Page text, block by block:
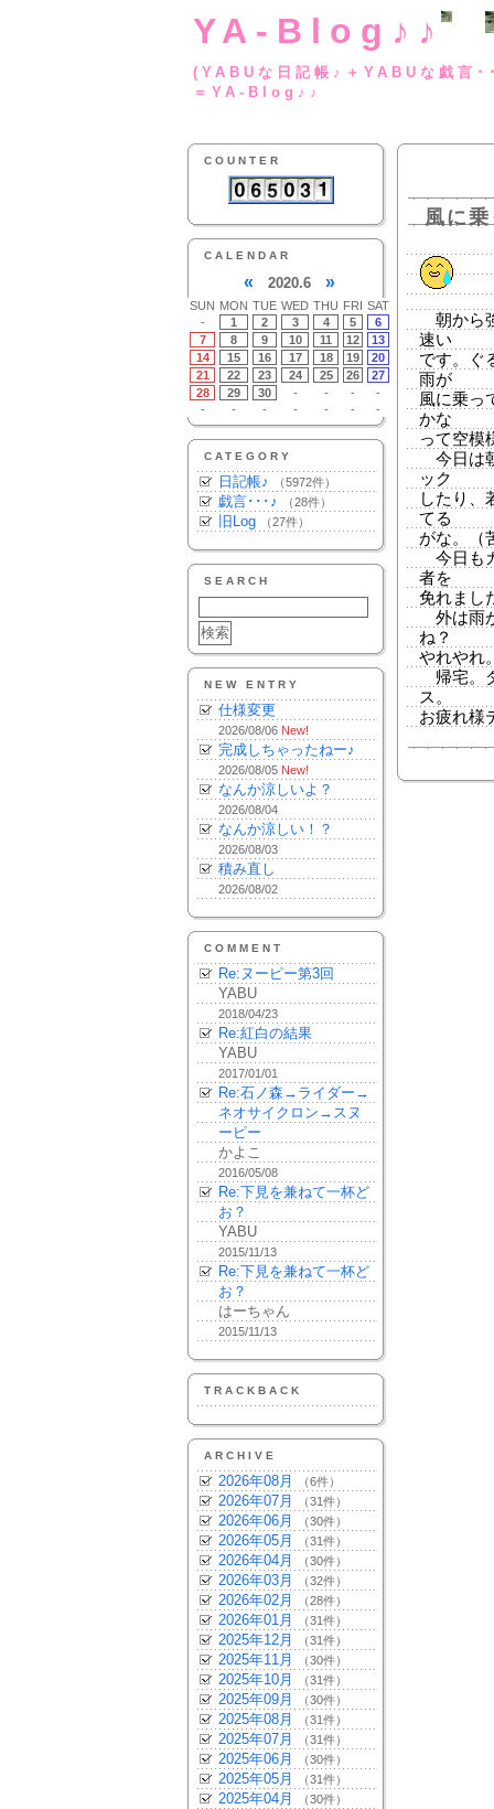
YA-Blog♪♪
(YABUな日記帳♪
＝YA-Blog♪♪
COUNTER
CALENDAR
« 2020.6 »
SUN MON TUE WED THU FRI SAT
-
1 2 3 4 5
6
7
8 9 10 11 12
13
14
15 16 17 18 19
20
21
22 23 24 25 26
27
28
29 30 - - -
-
-
- - - - - -
CATEGORY
日記帳♪ （5972件）
戯言･･･♪ （28件）
旧Log （27件）
SEARCH
NEW ENTRY
仕様変更
2026/08/06 New!
完成しちゃったねー♪
2026/08/05 New!
なんか涼しいよ？
2026/08/04
なんか涼しい！？
2026/08/03
積み直し
2026/08/02
COMMENT
Re:ヌーピー第3回
YABU
2018/04/23
Re:紅白の結果
YABU
2017/01/01
Re:石ノ森→ライダー→
ネオサイクロン→スヌ
ーピー
かよこ
2016/05/08
Re:下見を兼ねて一杯ど
お？
YABU
2015/11/13
Re:下見を兼ねて一杯ど
お？
はーちゃん
2015/11/13
TRACKBACK
ARCHIVE
2026年08月 （6件）
2026年07月 （31件）
2026年06月 （30件）
2026年05月 （31件）
2026年04月 （30件）
2026年03月 （32件）
2026年02月 （28件）
2026年01月 （31件）
2025年12月 （31件）
2025年11月 （30件）
2025年10月 （31件）
2025年09月 （30件）
2025年08月 （31件）
2025年07月 （31件）
2025年06月 （30件）
2025年05月 （31件）
2025年04月 （30件）
風に
朝から
速い
です。ぐ
雨が
風に乗っ
かな
って空模
今日は
ック
したり、
てる
がな。（
今日も
者を
免れまし
外は雨
ね？
やれやれ
帰宅。
ス。
お疲れ様